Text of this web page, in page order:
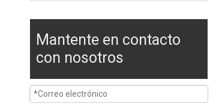
Mantente en contacto
con nosotros